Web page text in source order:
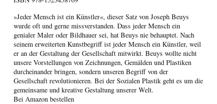
»Jeder Mensch ist ein Künstler«, dieser Satz von Joseph Beuys
wurde oft und gerne missverstanden. Dass jeder Mensch ein
genialer Maler oder Bildhauer sei, hat Beuys nie behauptet. Nach
seinem erweiterten Kunstbegriff ist jeder Mensch ein Künstler, weil
er an der Gestaltung der Gesellschaft mitwirkt. Beuys wollte nicht
unsere Vorstellungen von Zeichnungen, Gemälden und Plastiken
durcheinander bringen, sondern unseren Begriff von der
Gesellschaft revolutionieren. Bei der Sozialen Plastik geht es um die
gemeinsame und kreative Gestaltung unserer Welt.
Bei Amazon bestellen